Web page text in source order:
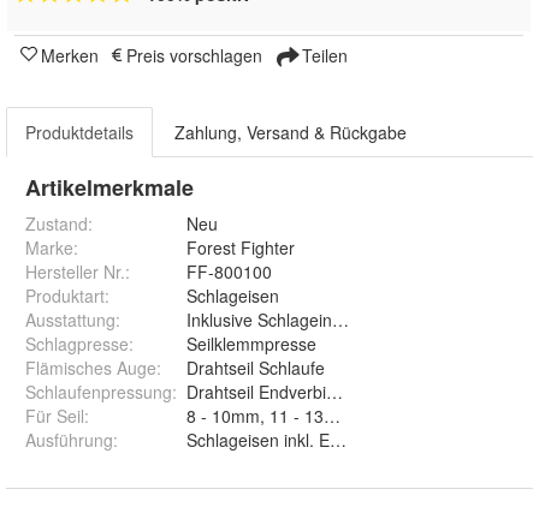
Merken Preis vorschlagen Teilen
Produktdetails Zahlung, Versand & Rückgabe
Artikelmerkmale
Zustand:
Neu
Marke:
Forest Fighter
Hersteller Nr.:
FF-800100
Produktart:
Schlageisen
Ausstattung:
Inklusive Schlageinsatz
Schlagpresse:
Seilklemmpresse
Flämisches Auge:
Drahtseil Schlaufe
Schlaufenpressung: Drahtseil Endverbindung
Für Seil:
Ausführung: